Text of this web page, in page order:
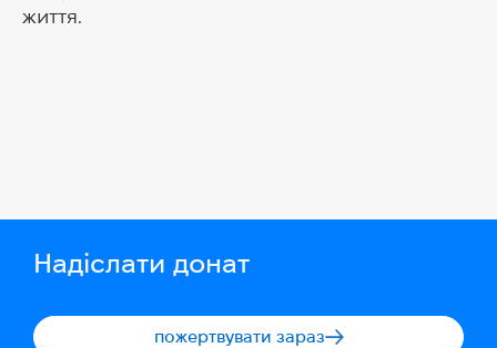
життя.
Надіслати донат
пожертвувати зараз